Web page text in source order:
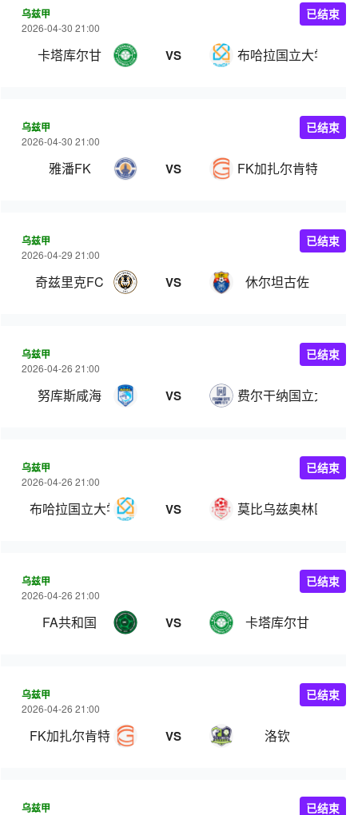
乌兹甲
2026-04-30 21:00
卡塔库尔甘 VS 布哈拉国立大学
已结束
乌兹甲
2026-04-30 21:00
雅潘FK VS FK加扎尔肯特
已结束
乌兹甲
2026-04-29 21:00
奇兹里克FC VS 休尔坦古佐
已结束
乌兹甲
2026-04-26 21:00
努库斯咸海 VS 费尔干纳国立大学
已结束
乌兹甲
2026-04-26 21:00
布哈拉国立大学 VS 莫比乌兹奥林匹克
已结束
乌兹甲
2026-04-26 21:00
FA共和国 VS 卡塔库尔甘
已结束
乌兹甲
2026-04-26 21:00
FK加扎尔肯特 VS 洛钦
已结束
乌兹甲 已结束